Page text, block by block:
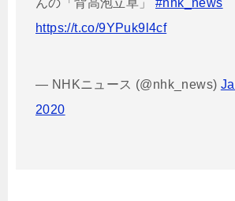
んの「背高泡立草」 #nhk_news
https://t.co/9YPuk9l4cf
— NHKニュース (@nhk_news)
2020